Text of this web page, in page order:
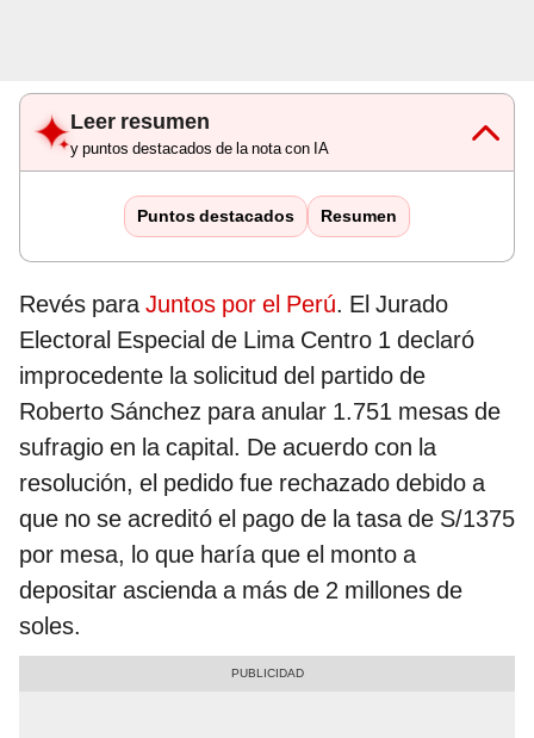
Leer resumen
y puntos destacados de la nota con IA
Puntos destacados Resumen
Revés paraJuntos por el Perú. El Jurado
Electoral Especial de Lima Centro 1 declaró
improcedente la solicitud del partido de
Roberto Sánchez para anular 1.751 mesas de
sufragio en la capital. De acuerdo con la
resolución, el pedido fue rechazado debido a
que no se acreditó el pago de la tasa de S/1375
por mesa, lo que haría que el monto a
depositar ascienda a más de 2 millones de
soles.